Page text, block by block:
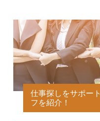
仕事探しをサポー
フを紹介！